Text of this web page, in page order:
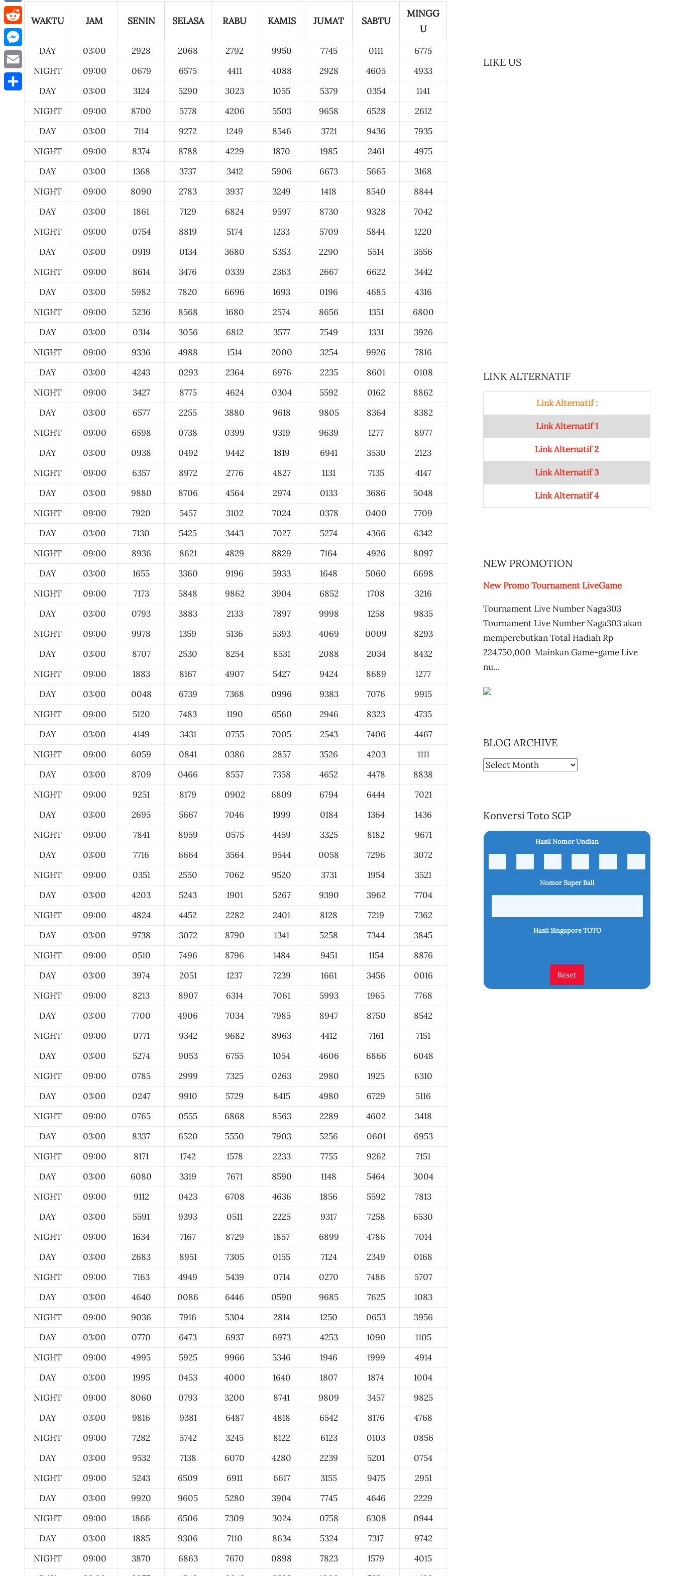
WAKTU JAM SENIN SELASA RABU KAMIS JUMAT SABTU
MINGG
U
DAY 03:00 2928 2068 2792 9950 7745 0111
6775
NIGHT
09:00 0679 6575 4411 4088 2928 4605
4933
DAY
03:00 3124 5290 3023 1055 5379 0354
1141
NIGHT
09:00 8700 5778 4206 5503 9658 6528
2612
DAY
03:00 7114 9272 1249 8546 3721 9436
7935
NIGHT
09:00 8374 8788 4229 1870 1985 2461
4975
DAY
03:00 1368 3737 3412 5906 6673 5665
3168
NIGHT
09:00 8090 2783 3937 3249 1418 8540
8844
DAY
03:00 1861 7129 6824 9597 8730 9328
7042
NIGHT
09:00 0754 8819 5174 1233 5709 5844
1220
DAY
03:00 0919 0134 3680 5353 2290 5514
3556
NIGHT
09:00 8614 3476 0339 2363 2667 6622
3442
DAY
03:00 5982 7820 6696 1693 0196 4685
4316
NIGHT
09:00 5236 8568 1680 2574 8656 1351
6800
DAY
03:00 0314 3056 6812 3577 7549 1331
3926
NIGHT
09:00 9336 4988 1514 2000 3254 9926
7816
DAY
03:00 4243 0293 2364 6976 2235 8601
0108
NIGHT
09:00 3427 8775 4624 0304 5592 0162
8862
DAY
03:00 6577 2255 3880 9618 9805 8364
8382
NIGHT
09:00 6598 0738 0399 9319 9639 1277
8977
DAY
03:00 0938 0492 9442 1819 6941 3530
2123
NIGHT
09:00 6357 8972 2776 4827 1131 7135
4147
DAY
03:00 9880 8706 4564 2974 0133 3686
5048
NIGHT
09:00 7920 5457 3102 7024 0378 0400
7709
DAY
03:00 7130 5425 3443 7027 5274 4366
6342
NIGHT
09:00 8936 8621 4829 8829 7164 4926
8097
DAY
03:00 1655 3360 9196 5933 1648 5060
6698
NIGHT
09:00 7173 5848 9862 3904 6852 1708
3216
DAY
03:00 0793 3883 2133 7897 9998 1258
9835
NIGHT
09:00 9978 1359 5136 5393 4069 0009
8293
DAY
03:00 8707 2530 8254 8531 2088 2034
8432
NIGHT
09:00 1883 8167 4907 5427 9424 8689
1277
DAY
03:00 0048 6739 7368 0996 9383 7076
9915
NIGHT
09:00 5120 7483 1190 6560 2946 8323
4735
DAY
03:00 4149 3431 0755 7005 2543 7406
4467
NIGHT
09:00 6059 0841 0386 2857 3526 4203
1111
DAY
03:00 8709 0466 8557 7358 4652 4478
8838
NIGHT
09:00 9251 8179 0902 6809 6794 6444
7021
DAY
03:00 2695 5667 7046 1999 0184 1364
1436
NIGHT
09:00 7841 8959 0575 4459 3325 8182
9671
DAY
03:00 7716 6664 3564 9544 0058 7296
3072
NIGHT
09:00 0351 2550 7062 9520 3731 1954
3521
DAY
03:00 4203 5243 1901 5267 9390 3962
7704
NIGHT
09:00 4824 4452 2282 2401 8128 7219
7362
DAY
03:00 9738 3072 8790 1341 5258 7344
3845
NIGHT
09:00 0510 7496 8796 1484 9451 1154
8876
DAY
03:00 3974 2051 1237 7239 1661 3456
0016
NIGHT
09:00 8213 8907 6314 7061 5993 1965
7768
DAY
03:00 7700 4906 7034 7985 8947 8750
8542
NIGHT
09:00 0771 9342 9682 8963 4412 7161
7151
DAY
03:00 5274 9053 6755 1054 4606 6866
6048
NIGHT
09:00 0785 2999 7325 0263 2980 1925
6310
DAY
03:00 0247 9910 5729 8415 4980 6729
5116
NIGHT
09:00 0765 0555 6868 8563 2289 4602
3418
DAY
03:00 8337 6520 5550 7903 5256 0601
6953
NIGHT
09:00 8171 1742 1578 2233 7755 9262
7151
DAY
03:00 6080 3319 7671 8590 1148 5464
3004
NIGHT
09:00 9112 0423 6708 4636 1856 5592
7813
DAY
03:00 5591 9393 0511 2225 9317 7258
6530
NIGHT
09:00 1634 7167 8729 1857 6899 4786
7014
DAY
03:00 2683 8951 7305 0155 7124 2349
0168
NIGHT
09:00 7163 4949 5439 0714 0270 7486
5707
DAY
03:00 4640 0086 6446 0590 9685 7625
1083
NIGHT
09:00 9036 7916 5304 2814 1250 0653
3956
DAY
03:00 0770 6473 6937 6973 4253 1090
1105
NIGHT
09:00 4995 5925 9966 5346 1946 1999
4914
DAY
03:00 1995 0453 4000 1640 1807 1874
1004
NIGHT
09:00 8060 0793 3200 8741 9809 3457
9825
DAY
03:00 9816 9381 6487 4818 6542 8176
4768
NIGHT
09:00 7282 5742 3245 8122 6123 0103
0856
DAY
03:00 9532 7138 6070 4280 2239 5201
0754
NIGHT
09:00 5243 6509 6911 6617 3155 9475
2951
DAY
03:00 9920 9605 5280 3904 7745 4646
2229
NIGHT
09:00 1866 6506 7309 3024 0758 6308
0944
DAY
03:00 1885 9306 7110 8634 5324 7317
9742
NIGHT
09:00 3870 6863 7670 0898 7823 1579
4015
LIKE US
LINK ALTERNATIF
Link Alternatif :
Link Alternatif 1
Link Alternatif 2
Link Alternatif 3
Link Alternatif 4
NEW PROMOTION
New Promo Tournament LiveGame
Tournament Live Number Naga303
Tournament Live Number Naga303 akan
memperebutkan Total Hadiah Rp
224,750,000 Mainkan Game-game Live
nu...
BLOG ARCHIVE
BLOG
Konversi Toto SGP
Hasil Nomor Undian
Nomor Super Ball
Hasil Singapore TOTO
VK
Reddit
Messenger
Email
Share